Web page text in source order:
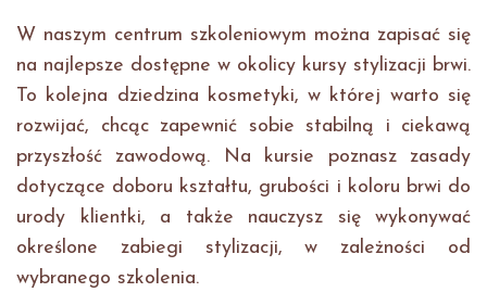
W naszym centrum szkoleniowym można zapisać się
na najlepsze dostępne w okolicy kursy stylizacji brwi.
To kolejna dziedzina kosmetyki, w której warto się
rozwijać, chcąc zapewnić sobie stabilną i ciekawą
przyszłość zawodową. Na kursie poznasz zasady
dotyczące doboru kształtu, grubości i koloru brwi do
urody klientki, a także nauczysz się wykonywać
określone zabiegi stylizacji, w zależności od
wybranego szkolenia.